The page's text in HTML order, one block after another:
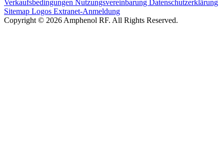
Verkaufsbedingungen Nutzungsvereinbarung
Datenschutzerklärung
Sitemap Logos Extranet-Anmeldung
Copyright © 2026 Amphenol RF. All Rights Reserved.